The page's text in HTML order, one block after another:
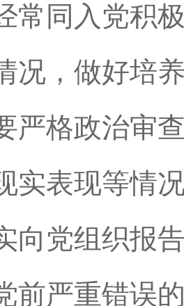
常同入党积
况，做好培
严格政治审
实表现等情
向党组织报
前严重错误